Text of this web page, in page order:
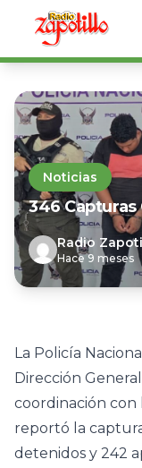
Noticias
346 Capturas
Radio
Hace 9 meses
La Policía
Dirección
coordinación con
reportó la
detenidos y 242